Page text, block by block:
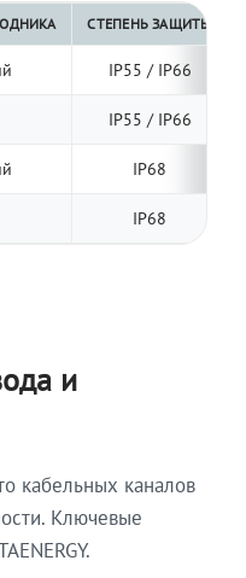
СТЕПЕНЬ ЗАЩИТЫ
IP55 / IP66
IP55 / IP66
IP68
IP68
и
кабельных каналов
Ключевые